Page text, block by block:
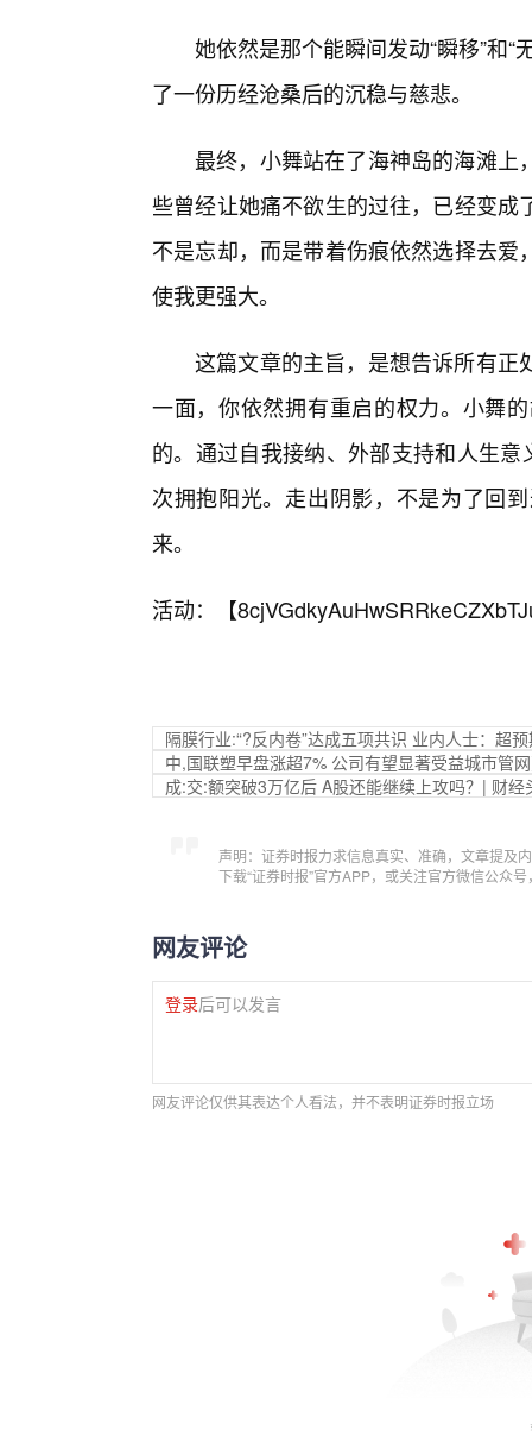
她依然是那个能瞬间发动“瞬移”和
了一份历经沧桑后的沉稳与慈悲。
最终，小舞站在了海神岛的海滩上
些曾经让她痛不欲生的过往，已经变
不是忘却，而是带着伤痕依然选择去
使我更强大。
这篇文章的主旨，是想告诉所有正
一面，你依然拥有重启的权力。小舞
的。通过自我接纳、外部支持和人生
次拥抱阳光。走出阴影，不是为了回
来。
活动：【
隔膜行业:“?反内卷”达成五项共识 业内人士：超
中,国联塑早盘涨超7% 公司有望显著受益城市管
成:交:额突破3万亿后 A股还能继续上攻吗？| 财经
声明：证券时报力求信息真实、准确，文章提及
下载“证券时报”官方APP，或关注官方微信公众
网友评论
登录后可以发言
网友评论仅供其表达个人看法，并不表明证券时报立场